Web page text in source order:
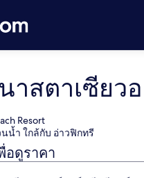
าสตาเซียว
Resort
น้ำ ใกล้กับ อ่าวฟิกทรี
อดูราคา